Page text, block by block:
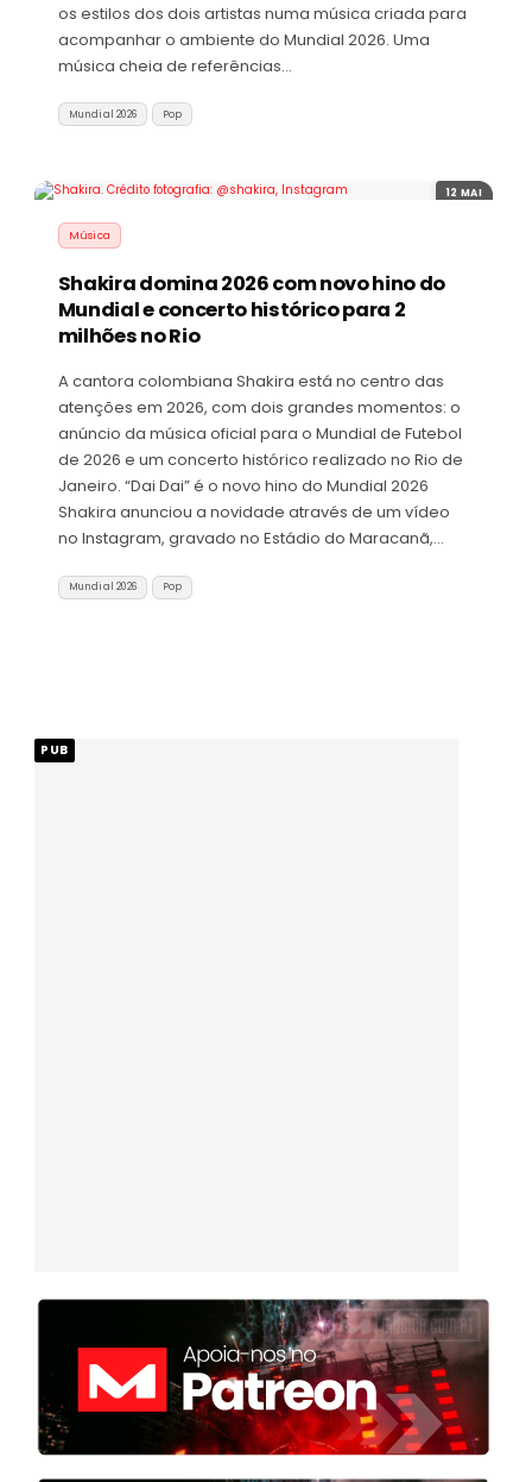
os estilos dos dois artistas numa música criada para
acompanhar o ambiente do Mundial 2026. Uma
música cheia de referências…
Mundial 2026 Pop
12 MAI
Música
Shakira domina 2026 com novo hino do
Mundial e concerto histórico para 2
milhões no Rio
A cantora colombiana Shakira está no centro das
atenções em 2026, com dois grandes momentos: o
anúncio da música oficial para o Mundial de Futebol
de 2026 e um concerto histórico realizado no Rio de
Janeiro. “Dai Dai” é o novo hino do Mundial 2026
Shakira anunciou a novidade através de um vídeo
no Instagram, gravado no Estádio do Maracanã,…
Mundial 2026 Pop
PUB